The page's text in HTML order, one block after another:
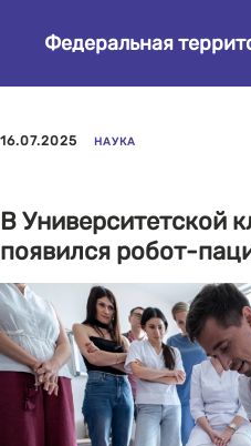
Федеральная
16.07.2025 НАУКА
В Университетской
появился робот-